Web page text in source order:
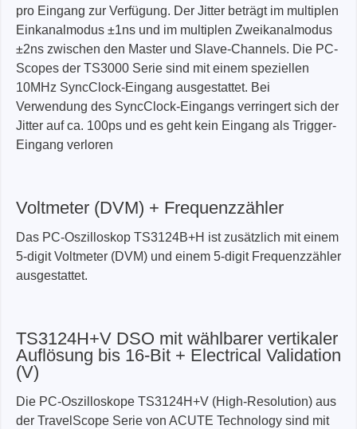
pro Eingang zur Verfügung. Der Jitter beträgt im multiplen
Einkanalmodus ±1ns und im multiplen Zweikanalmodus
±2ns zwischen den Master und Slave-Channels. Die PC-
Scopes der TS3000 Serie sind mit einem speziellen
10MHz SyncClock-Eingang ausgestattet. Bei
Verwendung des SyncClock-Eingangs verringert sich der
Jitter auf ca. 100ps und es geht kein Eingang als Trigger-
Eingang verloren
Voltmeter (DVM) + Frequenzzähler
Das PC-Oszilloskop TS3124B+H ist zusätzlich mit einem
5-digit Voltmeter (DVM) und einem 5-digit Frequenzzähler
ausgestattet.
TS3124H+V DSO mit wählbarer vertikaler
Auflösung bis 16-Bit + Electrical Validation
(V)
Die PC-Oszilloskope TS3124H+V (High-Resolution) aus
der TravelScope Serie von ACUTE Technology sind mit